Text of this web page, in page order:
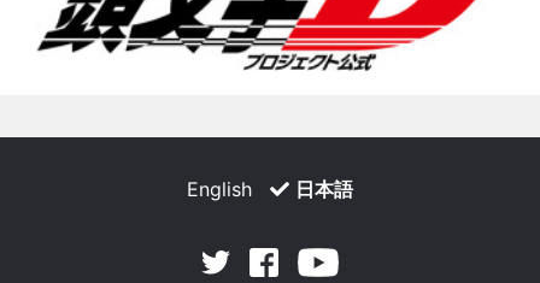
English 日本語
Twitter Facebook